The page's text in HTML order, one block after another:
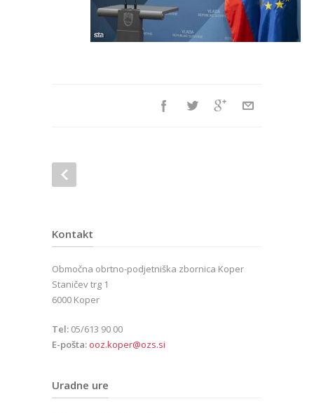
Kontakt
Območna obrtno-podjetniška zbornica Koper
Staničev trg 1
6000 Koper
Tel: 05/613 90 00
E-pošta: ooz.koper@ozs.si
Uradne ure